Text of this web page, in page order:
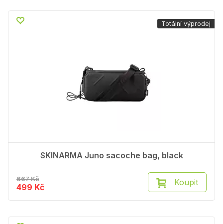
SKINARMA Juno sacoche bag, black
667 Kč
499 Kč Koupit
Totální výprodej